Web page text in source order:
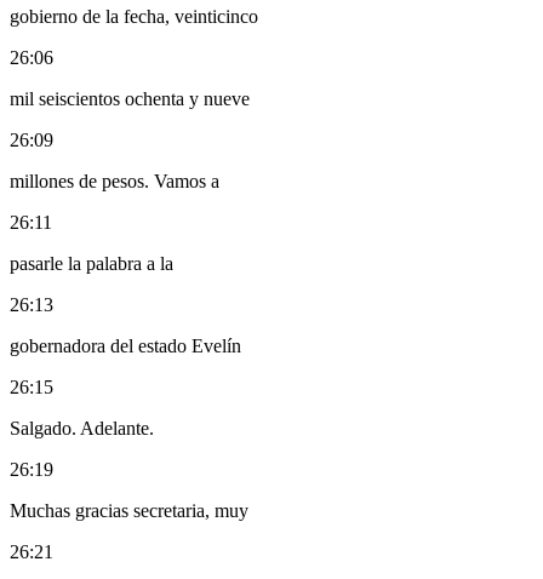
gobierno de la fecha, veinticinco
26:06
mil seiscientos ochenta y nueve
26:09
millones de pesos. Vamos a
26:11
pasarle la palabra a la
26:13
gobernadora del estado Evelín
26:15
Salgado. Adelante.
26:19
Muchas gracias secretaria, muy
26:21